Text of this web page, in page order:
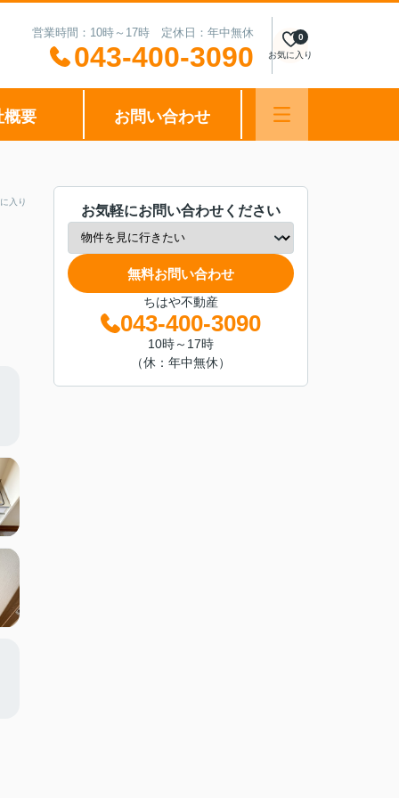
営業時間：10時～17時 定休日：年中無休
043-400-3090 お気に入り
0
概要 お問い合わせ
入り
お気軽にお問い合わせください
無料お問い合わせ
ちはや不動産
043-400-3090
10時～17時
（休：年中無休）